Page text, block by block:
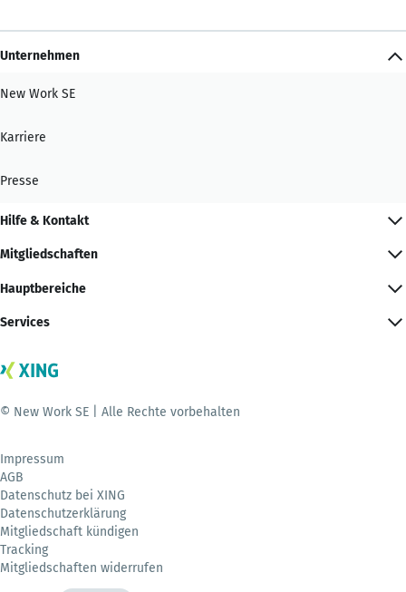
Unternehmen
New Work SE
Karriere
Presse
Hilfe & Kontakt
Mitgliedschaften
Hauptbereiche
Services
© New Work SE | Alle Rechte vorbehalten
Impressum
AGB
Datenschutz bei XING
Datenschutzerklärung
Mitgliedschaft kündigen
Tracking
Mitgliedschaften widerrufen